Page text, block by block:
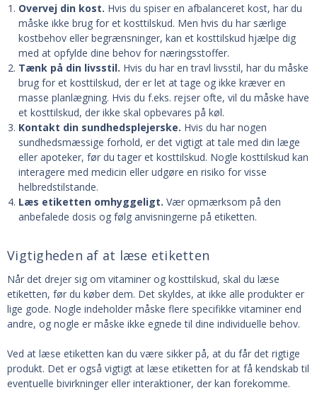
Overvej din kost. Hvis du spiser en afbalanceret kost, har du
måske ikke brug for et kosttilskud. Men hvis du har særlige
kostbehov eller begrænsninger, kan et kosttilskud hjælpe dig
med at opfylde dine behov for næringsstoffer.
Tænk på din livsstil. Hvis du har en travl livsstil, har du måske
brug for et kosttilskud, der er let at tage og ikke kræver en
masse planlægning. Hvis du f.eks. rejser ofte, vil du måske have
et kosttilskud, der ikke skal opbevares på køl.
Kontakt din sundhedsplejerske. Hvis du har nogen
sundhedsmæssige forhold, er det vigtigt at tale med din læge
eller apoteker, før du tager et kosttilskud. Nogle kosttilskud kan
interagere med medicin eller udgøre en risiko for visse
helbredstilstande.
Læs etiketten omhyggeligt. Vær opmærksom på den
anbefalede dosis og følg anvisningerne på etiketten.
Vigtigheden af at læse etiketten
Når det drejer sig om vitaminer og kosttilskud, skal du læse
etiketten, før du køber dem. Det skyldes, at ikke alle produkter er
lige gode. Nogle indeholder måske flere specifikke vitaminer end
andre, og nogle er måske ikke egnede til dine individuelle behov.
Ved at læse etiketten kan du være sikker på, at du får det rigtige
produkt. Det er også vigtigt at læse etiketten for at få kendskab til
eventuelle bivirkninger eller interaktioner, der kan forekomme.